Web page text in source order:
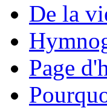
De la
Page